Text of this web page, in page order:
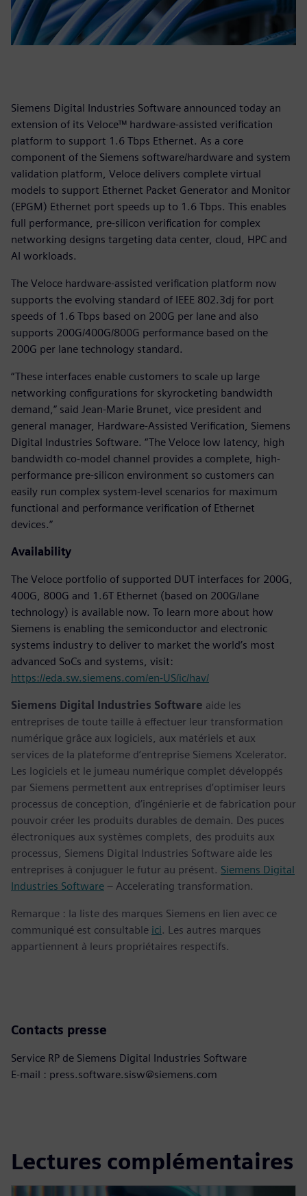
Siemens Digital Industries Software announced today an
extension of its Veloce™ hardware-assisted verification
platform to support 1.6 Tbps Ethernet. As a core
component of the Siemens software/hardware and system
validation platform, Veloce delivers complete virtual
models to support Ethernet Packet Generator and Monitor
(EPGM) Ethernet port speeds up to 1.6 Tbps. This enables
full performance, pre-silicon verification for complex
networking designs targeting data center, cloud, HPC and
AI workloads.
The Veloce hardware-assisted verification platform now
supports the evolving standard of IEEE 802.3dj for port
speeds of 1.6 Tbps based on 200G per lane and also
supports 200G/400G/800G performance based on the
200G per lane technology standard.
“These interfaces enable customers to scale up large
networking configurations for skyrocketing bandwidth
demand,” said Jean-Marie Brunet, vice president and
general manager, Hardware-Assisted Verification, Siemens
Digital Industries Software. “The Veloce low latency, high
bandwidth co-model channel provides a complete, high-
performance pre-silicon environment so customers can
easily run complex system-level scenarios for maximum
functional and performance verification of Ethernet
devices.”
Availability
The Veloce portfolio of supported DUT interfaces for 200G,
400G, 800G and 1.6T Ethernet (based on 200G/lane
technology) is available now. To learn more about how
Siemens is enabling the semiconductor and electronic
systems industry to deliver to market the world’s most
advanced SoCs and systems, visit:
https://eda.sw.siemens.com/en-US/ic/hav/
Siemens Digital Industries Software aide les
entreprises de toute taille à effectuer leur transformation
numérique grâce aux logiciels, aux matériels et aux
services de la plateforme d’entreprise Siemens Xcelerator.
Les logiciels et le jumeau numérique complet développés
par Siemens permettent aux entreprises d’optimiser leurs
processus de conception, d’ingénierie et de fabrication pour
pouvoir créer les produits durables de demain. Des puces
électroniques aux systèmes complets, des produits aux
processus, Siemens Digital Industries Software aide les
entreprises à conjuguer le futur au présent. Siemens Digital
Industries Software – Accelerating transformation.
Remarque : la liste des marques Siemens en lien avec ce
communiqué est consultable ici. Les autres marques
appartiennent à leurs propriétaires respectifs.
Contacts presse
Service RP de Siemens Digital Industries Software
E-mail : press.software.sisw@siemens.com
Lectures complémentaires